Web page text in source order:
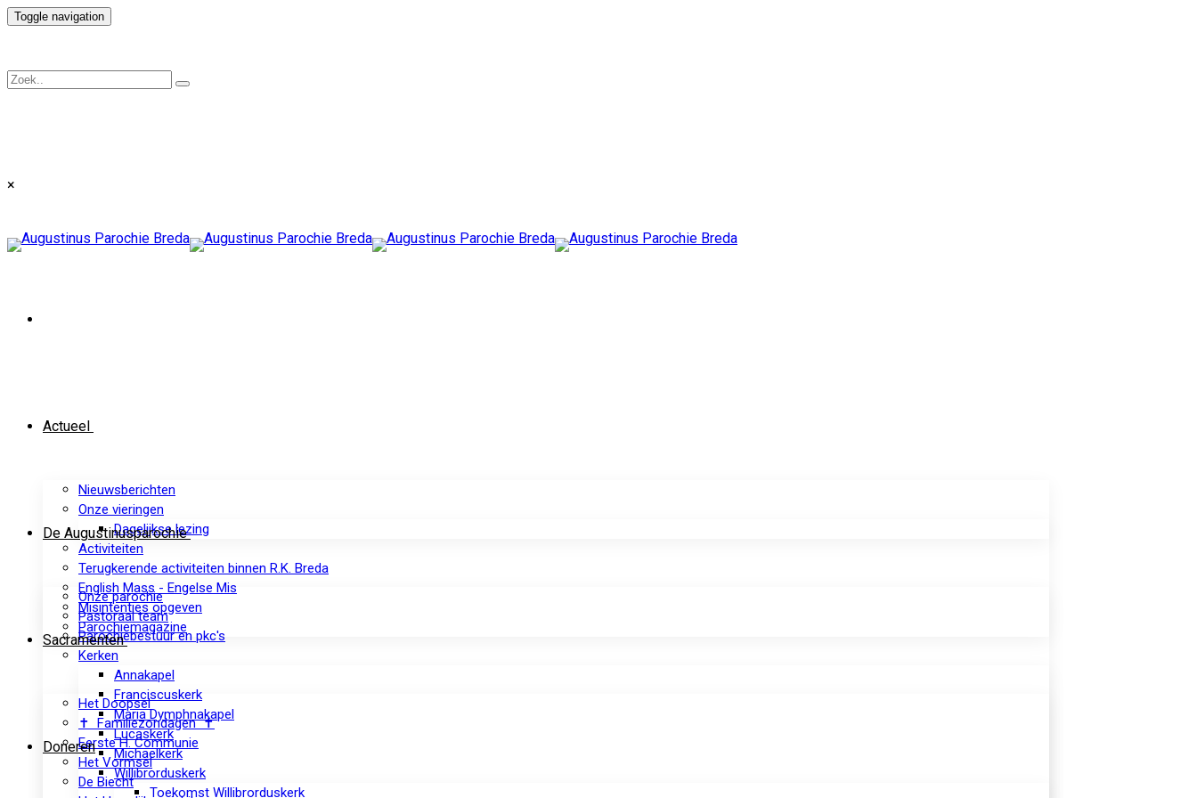
Toggle navigation
×
Actueel
Nieuwsberichten
Onze vieringen
Dagelijkse lezing
Activiteiten
Terugkerende activiteiten binnen R.K. Breda
English Mass - Engelse Mis
Misintenties opgeven
Parochiemagazine
De Augustinusparochie
Onze parochie
Pastoraal team
Parochiebestuur en pkc's
Kerken
Annakapel
Franciscuskerk
Maria Dymphnakapel
Lucaskerk
Michaelkerk
Willibrorduskerk
Toekomst Willibrorduskerk
Sacramenten
Het Doopsel
✝ Familiezondagen ✝
Eerste H. Communie
Het Vormsel
De Biecht
Doneren